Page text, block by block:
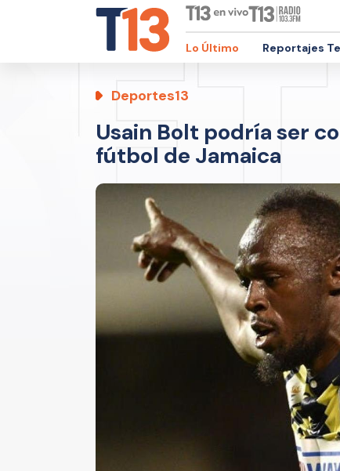
Lo Último Reportajes
Deportes13
Usain Bolt podría ser
fútbol de Jamaica